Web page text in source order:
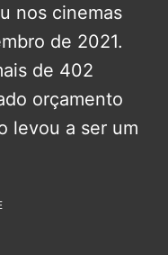
nos cinemas
de 2021.
de 402
orçamento
levou a ser um